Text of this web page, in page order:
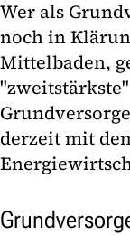
Wer als
noch in
Mittelbaden,
derzeit mit